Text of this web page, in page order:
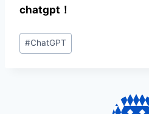
chatgpt！
文
章
#ChatGPT